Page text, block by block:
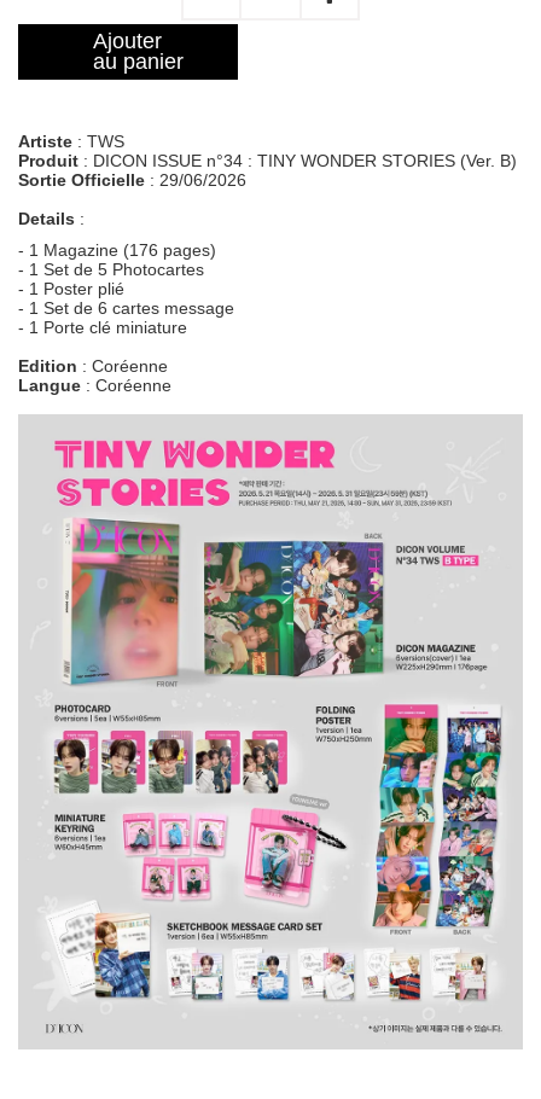
Ajouter
au panier
Artiste : TWS
Produit : DICON ISSUE n°34 : TINY WONDER STORIES (Ver. B)
Sortie Officielle : 29/06/2026
Details :
- 1 Magazine (176 pages)
- 1 Set de 5 Photocartes
- 1 Poster plié
- 1 Set de 6 cartes message
- 1 Porte clé miniature
Edition : Coréenne
Langue : Coréenne